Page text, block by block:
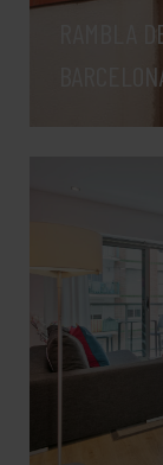
RAMBLA